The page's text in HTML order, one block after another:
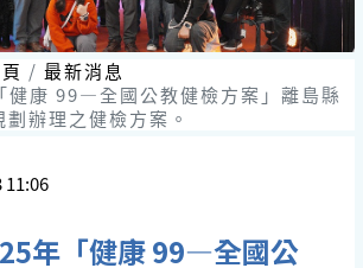
最新消息
健康 99—全國公教健檢方案」離島縣
辦理之健檢方案。
11:06
年「健康 99—全國公